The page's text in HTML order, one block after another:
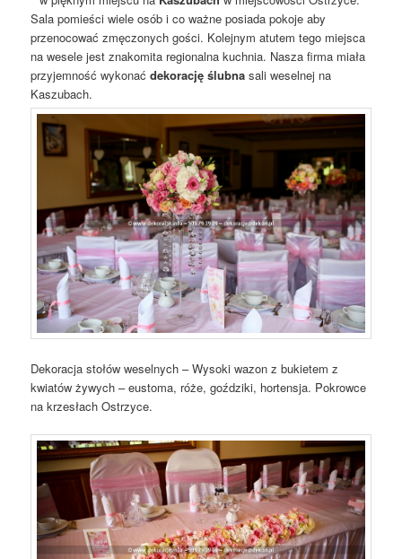
Sala pomieści wiele osób i co ważne posiada pokoje aby
przenocować zmęczonych gości. Kolejnym atutem tego miejsca
na wesele jest znakomita regionalna kuchnia. Nasza firma miała
przyjemność wykonaćdekorację ślubna sali weselnej na
Kaszubach.
Dekoracja stołów weselnych – Wysoki wazon z bukietem z
kwiatów żywych – eustoma, róże, goździki, hortensja. Pokrowce
na krzesłach Ostrzyce.